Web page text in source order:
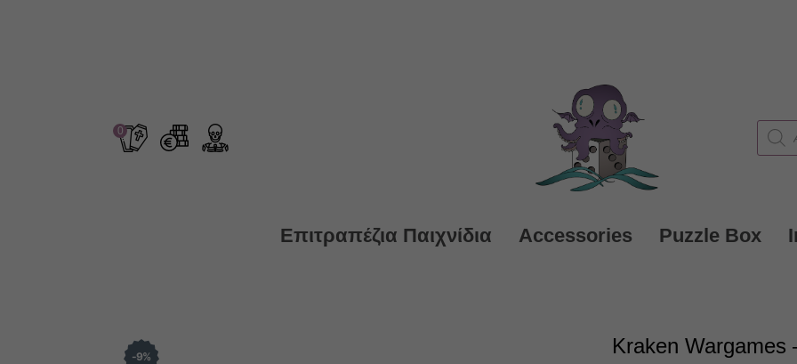
0
search
Επιτραπέζια Παιχνίδια Accessories Puzzle Box
9% Kraken Wargames